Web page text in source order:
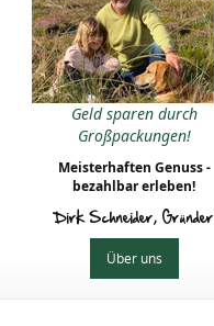
Geld sparen durch
Großpackungen!
Meisterhaften Genuss -
bezahlbar erleben!
Dirk Schneider, Gründer
Über uns